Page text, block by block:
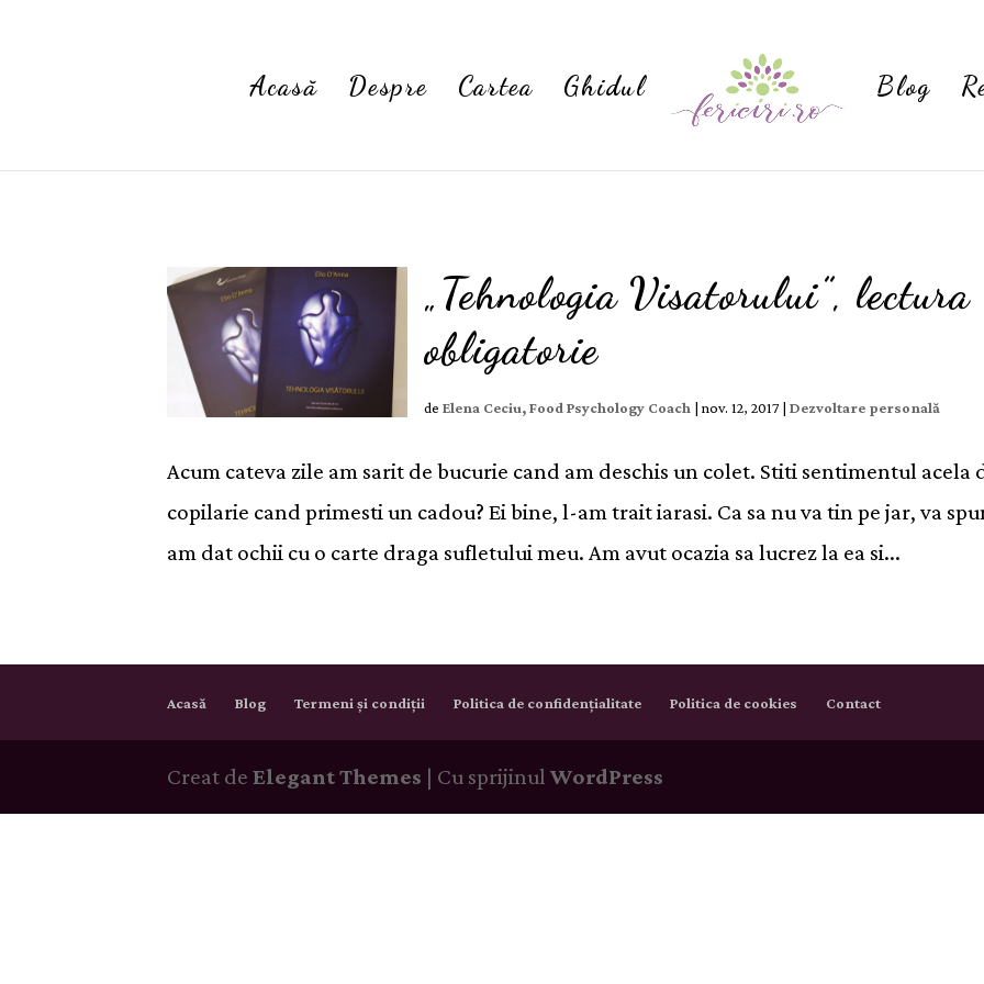
Acasă Despre Cartea Ghidul Blog
„Tehnologia Visatorului”, lectura
obligatorie
de Elena Ceciu, Food Psychology Coach | nov. 12, 2017 | Dezvoltare personală
Acum cateva zile am sarit de bucurie cand am deschis un colet. Stiti sentimentul acela
copilarie cand primesti un cadou? Ei bine, l-am trait iarasi. Ca sa nu va tin pe jar, va
am dat ochii cu o carte draga sufletului meu. Am avut ocazia sa lucrez la ea si...
Acasă Blog Termeni și condiții Politica de confidențialitate Politica de cookies Contact
Creat de Elegant Themes | Cu sprijinul WordPress